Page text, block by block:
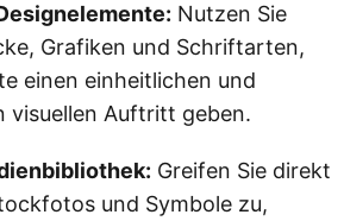
Nutzen Sie
Grafiken und Schriftarten,
einen einheitlichen und
visuellen Auftritt geben.
Greifen Sie direkt
und Symbole zu,